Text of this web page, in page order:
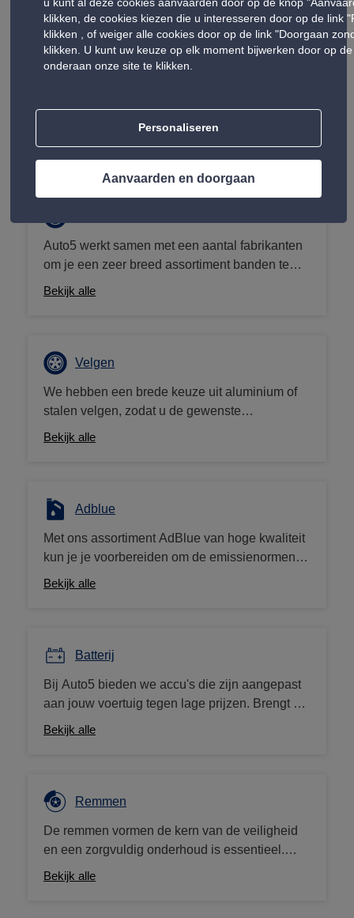
achter het stuur te waarborgen.
Onze producten omvatten accessoires van hoge kwaliteit
die het comfort, de veiligheid en de prestaties van uw
auto verbeteren.
Auto5 werkt samen met een aantal fabrikanten
om je een zeer breed assortiment banden te
kunnen bieden die passen bij jouw voertuig.
hele jaar door. Als je elders een goedkopere
prijs vindt, betalen we je het verschil terug!
Bekijk alle
Velgen
We hebben een brede keuze uit aluminium of
stalen velgen, zodat u de gewenste
personalisatie aan uw voertuig kunt brengen.
Bekijk alle
Adblue
Met ons assortiment AdBlue van hoge kwaliteit
kun je je voorbereiden om de emissienormen te
overtreffen en je dieselvoertuig een
Bekijk alle
Batterij
Bij Auto5 bieden we accu's die zijn aangepast
aan jouw voertuig tegen lage prijzen. Brengt u
uw oude accu mee? Dan krijg je van ons een
Bekijk alle
Remmen
De remmen vormen de kern van de veiligheid
en een zorgvuldig onderhoud is essentieel.
Auto5 biedt een breed gamma aan remblokken
Bekijk alle
klikken, de cookies kiezen die u interesseren door op de link
klikken , of weiger alle cookies door op de link "Doorgaan
klikken. U kunt uw keuze op elk moment bijwerken door op
onderaan onze site te klikken.
Personaliseren
Aanvaarden en doorgaan